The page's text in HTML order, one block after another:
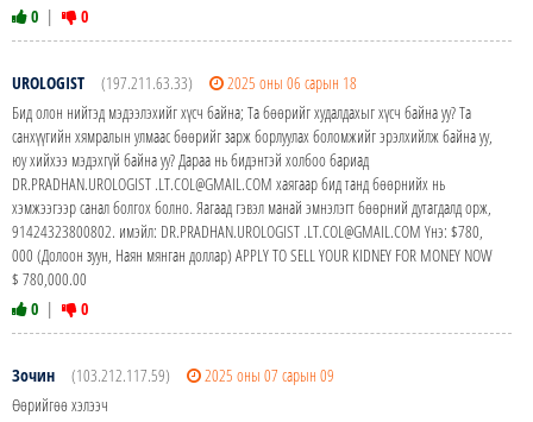
0 | 0
UROLOGIST (197.211.63.33)
2025 оны 06 сарын 18
Бид олон нийтэд мэдээлэхийг хүсч байна; Та бөөрийг худалдахыг хүсч байна уу? Та
санхүүгийн хямралын улмаас бөөрийг зарж борлуулах боломжийг эрэлхийлж байна уу,
юу хийхээ мэдэхгүй байна уу? Дараа нь бидэнтэй холбоо бариад
DR.PRADHAN.UROLOGIST .LT.COL@GMAIL.COM хаягаар бид танд бөөрнийх нь
хэмжээгээр санал болгох болно. Яагаад гэвэл манай эмнэлэгт бөөрний дутагдалд орж,
91424323800802. имэйл: DR.PRADHAN.UROLOGIST .LT.COL@GMAIL.COM Yнэ: $780,
000 (Долоон зуун, Наян мянган доллар) APPLY TO SELL YOUR KIDNEY FOR MONEY NOW
$ 780,000.00
0 | 0
Зочин (103.212.117.59)
2025 оны 07 сарын 09
Өөрийгөө хэлээч